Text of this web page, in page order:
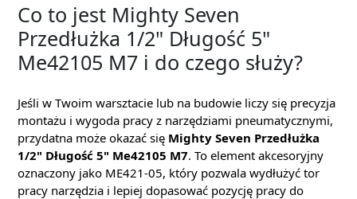
Co to jest Mighty Seven
Przedłużka 1/2" Długość 5"
Me42105 M7 i do czego służy?
Jeśli w Twoim warsztacie lub na budowie liczy się precyzja
montażu i wygoda pracy z narzędziami pneumatycznymi,
przydatna może okazać się Mighty Seven Przedłużka
1/2" Długość 5" Me42105 M7. To element akcesoryjny
oznaczony jako ME421-05, który pozwala wydłużyć tor
pracy narzędzia i lepiej dopasować pozycję pracy do